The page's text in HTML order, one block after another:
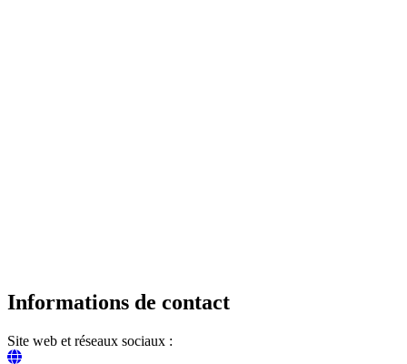
Informations de contact
Site web et réseaux sociaux :